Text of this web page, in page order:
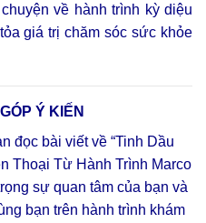
về hành trình kỳ diệu
giá trị chăm sóc sức khỏe
Ý KIẾN
đọc bài viết về “Tinh Dầu
Thoại Từ Hành Trình Marco
sự quan tâm của bạn và
bạn trên hành trình khám